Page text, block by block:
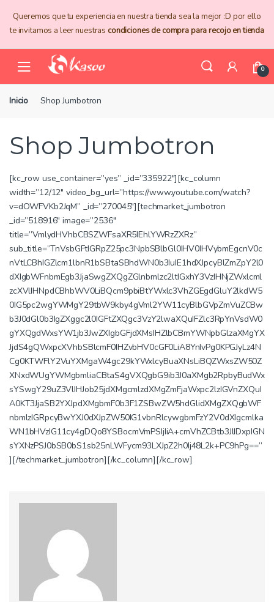
navigation
content
Queremos que tu experiencia en nuestra tienda sea la mejor :D por ello
te invitamos a leer nuestras condiciones de compra para recojo en tienda
0
Inicio Shop Jumbotron
Shop Jumbotron
[kc_row use_container=”yes” _id=”335922″][kc_column
width=”12/12″ video_bg_url=”https://www.youtube.com/watch?
v=dOWFVKb2JqM” _id=”270045″][techmarket_jumbotron
_id=”518916″ image=”2536″
title=”VmlydHVhbCBSZWFsaXR5IEhlYWRzZXRz”
sub_title=”TnVsbGFtIGRpZ25pc3NpbSBlbGl0IHV0IHVybmEgcnV0c
nVtLCBhIGZlcm1lbnR1bSBtaSBhdWN0b3IuIE1hdXJpcyBlZmZpY2l0
dXIgbWFnbmEgb3JjaSwgZXQgZGlnbmlzc2ltIGxhY3VzIHNjZWxlcml
zcXVlIHNpdCBhbWV0LiBQcm9pbiBtYWxlc3VhZGEgdGluY2lkdW5
0IG5pc2wgYWMgY29tbW9kby4gVml2YW11cyBlbGVpZmVuZCBw
b3J0dGl0b3IgZXggc2l0IGFtZXQgc3VzY2lwaXQuIFZlc3RpYnVsdW0
gYXQgdWxsYW1jb3JwZXIgbGFjdXMsIHZlbCBmYWNpbGlzaXMgYX
JjdS4gQWxpcXVhbSBlcmF0IHZvbHV0cGF0LiA8YnIvPg0KPGJyLz4N
Cg0KTWFlY2VuYXMgaW4gc29kYWxlcyBuaXNsLiBQZWxsZW50Z
XNxdWUgYWMgbmliaCBtaS4gVXQgbG9ib3J0aXMgb2RpbyBudWx
sYSwgY29uZ3VlIHJob25jdXMgcmlzdXMgZmFjaWxpc2lzIGVnZXQuI
A0KT3JjaSB2YXJpdXMgbmF0b3F1ZSBwZW5hdGlidXMgZXQgbWF
nbmlzIGRpcyBwYXJ0dXJpZW50IG1vbnRlcywgbmFzY2V0dXIgcmlka
WN1bHVzIG11cy4gDQo8YSBocmVmPSIjIiA+cmVhZCBtb3JlIDxpIGN
sYXNzPSJ0bSB0bS1sb25nLWFycm93LXJpZ2h0Ij48L2k+PC9hPg==”
][/techmarket_jumbotron][/kc_column][/kc_row]